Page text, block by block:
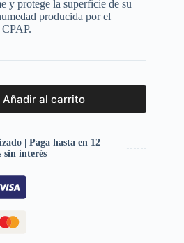
y protege la superficie de su
producida por el
Añadir al carrito
| Paga hasta en 12
sin interés